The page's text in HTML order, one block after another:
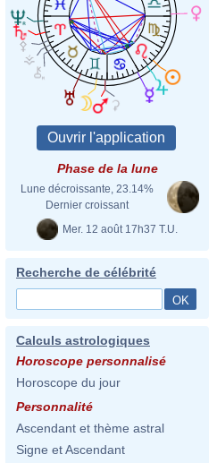
Phase de la lune
Lune décroissante, 23.14%
Dernier croissant
Mer. 12 août 17h37 T.U.
Recherche de célébrité
Calculs astrologiques
Horoscope personnalisé
Horoscope du jour
Personnalité
Ascendant et thème astral
Signe et Ascendant